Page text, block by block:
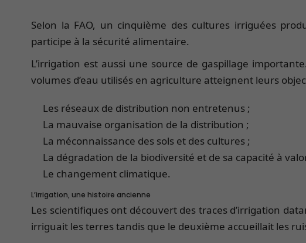
Selon la FAO, un cinquième des cultures irriguées
participe à la sécurité alimentaire.
L’irrigation est aussi une source de gaspillage
volumes d’eau utilisés en agriculture atteignent leurs
Les réseaux de distribution non entretenus ;
La mauvaise organisation de la distribution ;
La méconnaissance des sols et des cultures ;
La dégradation de la biodiversité et de sa capacité à
Le changement climatique.
L’irrigation, une histoire ancienne
Les scientifiques ont découvert des traces d’irrigation
irriguait les terres tandis que le deuxième accueillait les